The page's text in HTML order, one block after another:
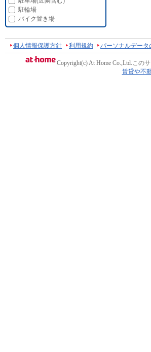
駐輪場
バイク置き場
個人情報保護方針 利用規約 パーソナルデー
Copyright(c) At Home Co.,Ltd.この
賃貸や不